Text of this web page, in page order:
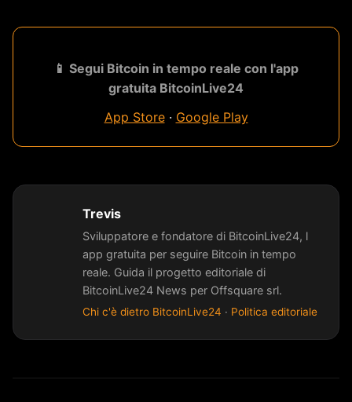
📱 Segui Bitcoin in tempo reale con l'app
gratuita BitcoinLive24
App Store· Google Play
Trevis
Sviluppatore e fondatore di BitcoinLive24, l
app gratuita per seguire Bitcoin in tempo
reale. Guida il progetto editoriale di
BitcoinLive24 News per Offsquare srl.
Chi c'è dietro BitcoinLive24 · Politica editoriale